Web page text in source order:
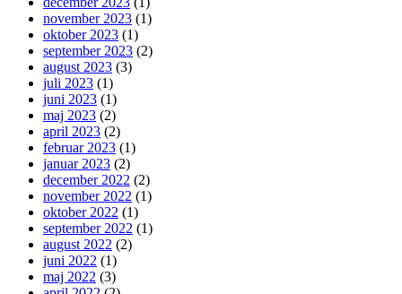
november 2023 (1)
oktober 2023 (1)
september 2023 (2)
august 2023 (3)
juli 2023 (1)
juni 2023 (1)
maj 2023 (2)
april 2023 (2)
februar 2023 (1)
januar 2023 (2)
december 2022 (2)
november 2022 (1)
oktober 2022 (1)
september 2022 (1)
august 2022 (2)
juni 2022 (1)
maj 2022 (3)